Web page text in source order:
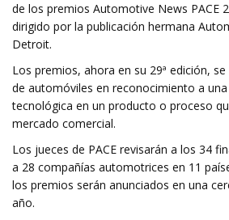
de los premios Automotive News PACE
dirigido por la publicación hermana
Detroit.
Los premios, ahora en su 29ª edición,
de automóviles en reconocimiento a
tecnológica en un producto o proceso
mercado comercial.
Los jueces de PACE revisarán a los 34
a 28 compañías automotrices en 11
los premios serán anunciados en una
año.